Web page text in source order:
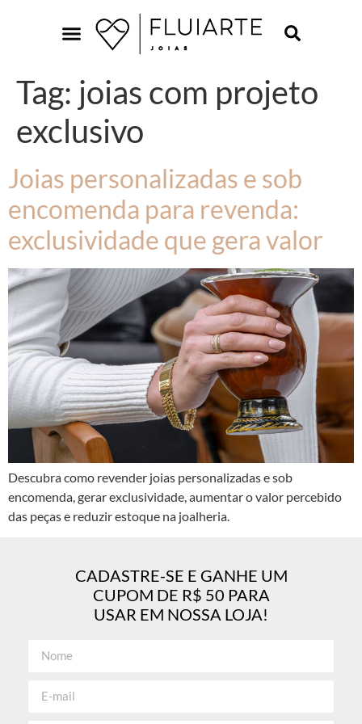
Tag: joias com projeto
exclusivo
Joias personalizadas e sob
encomenda para revenda:
exclusividade que gera valor
Descubra como revender joias personalizadas e sob
encomenda, gerar exclusividade, aumentar o valor percebido
das peças e reduzir estoque na joalheria.
CADASTRE-SE E GANHE UM
CUPOM DE R$ 50 PARA
USAR EM NOSSA LOJA!